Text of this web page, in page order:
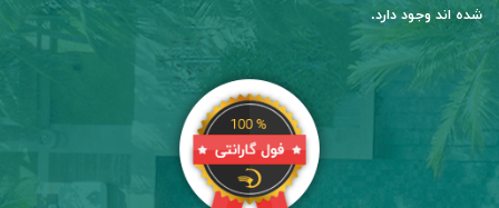
شده اند وجود دارد.